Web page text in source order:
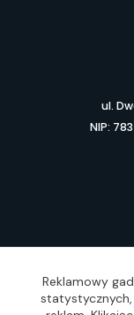
ul.
NIP:
Reklamowy
statystycznych,